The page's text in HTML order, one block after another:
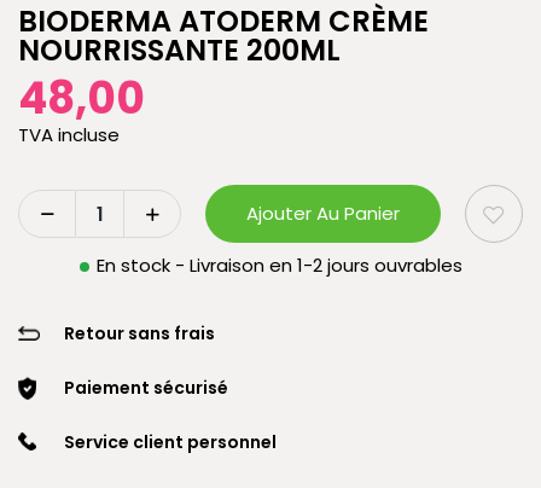
BIODERMA ATODERM CRÈME
NOURRISSANTE 200ML
48,00
TVA incluse
Ajouter Au Panier
En stock - Livraison en 1-2 jours ouvrables
Retour sans frais
Paiement sécurisé
Service client personnel